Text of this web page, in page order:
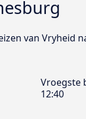
van Vryheid
Vroegste
12:40